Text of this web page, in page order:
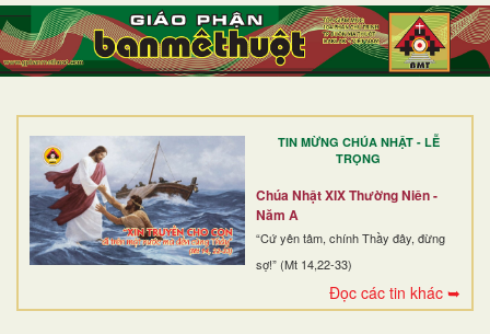
TIN MỪNG CHÚA NHẬT - LỄ
TRỌNG
Chúa Nhật XIX Thường Niên -
Năm A
“Cứ yên tâm, chính Thầy đây, đừng
sợ!” (Mt 14,22-33)
Đọc các tin khác ➥
TRANG NHẤT
GIỚI THIỆU
DÒNG TU
BAN MỤC VỤ
ĐOÀN THỂ CG